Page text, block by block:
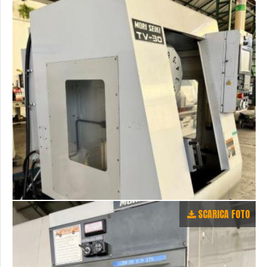
SCARICA FOTO